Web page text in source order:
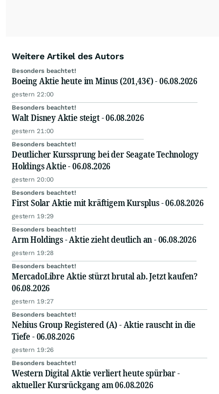
Weitere Artikel des Autors
Besonders beachtet!
Boeing Aktie heute im Minus (201,43€) - 06.08.2026
gestern 22:00
Besonders beachtet!
Walt Disney Aktie steigt - 06.08.2026
gestern 21:00
Besonders beachtet!
Deutlicher Kurssprung bei der Seagate Technology
Holdings Aktie - 06.08.2026
gestern 20:00
Besonders beachtet!
First Solar Aktie mit kräftigem Kursplus - 06.08.2026
gestern 19:29
Besonders beachtet!
Arm Holdings - Aktie zieht deutlich an - 06.08.2026
gestern 19:28
Besonders beachtet!
MercadoLibre Aktie stürzt brutal ab. Jetzt kaufen?
06.08.2026
gestern 19:27
Besonders beachtet!
Nebius Group Registered (A) - Aktie rauscht in die
Tiefe - 06.08.2026
gestern 19:26
Besonders beachtet!
Western Digital Aktie verliert heute spürbar -
aktueller Kursrückgang am 06.08.2026